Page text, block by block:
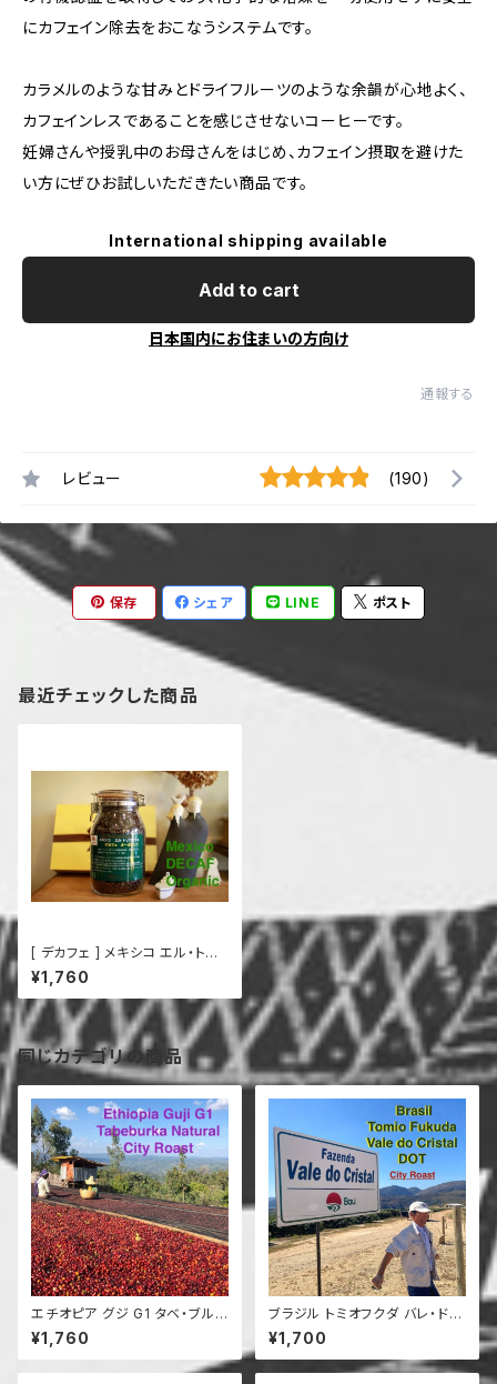
にカフェイン除去をおこなうシステムです。
カラメルのような甘みとドライフルーツのような余韻が心地よく、
カフェインレスであることを感じさせないコーヒーです。
妊婦さんや授乳中のお母さんをはじめ、カフェイン摂取を避けた
い方にぜひお試しいただきたい商品です。
International shipping available
Add to cart
日本国内にお住まいの方向け
通報する
レビュー (190)
保存 シェア LINE ポスト
最近チェックした商品
[ デカフェ ] メキシコ エル・トリ
ウンフォ カフェインレス オーガ
ニック 200g
¥1,760
同じカテゴリの商品
エチオピア グジ G1 タベ・ブルカ
ナチュラル 中深煎 200g
¥1,760
ブラジル トミオフクダ バレ・ド・
¥1,700